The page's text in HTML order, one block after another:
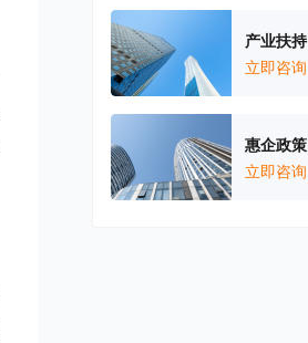
产业扶持
立即咨询
惠企政策
立即咨询